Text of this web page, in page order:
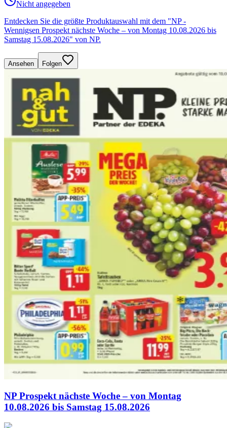
Nicht angegeben
Entdecken Sie die größte Produktauswahl mit dem "NP -
Wennigsen Prospekt nächste Woche – von Montag 10.08.2026 bis
Samstag 15.08.2026" von NP.
Ansehen Folgen
NP Prospekt nächste Woche – von Montag
10.08.2026 bis Samstag 15.08.2026